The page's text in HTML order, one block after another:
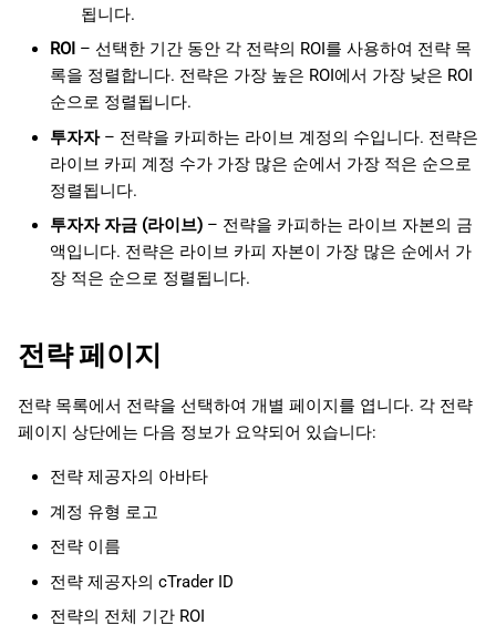
됩니다.
ROI– 선택한 기간 동안 각 전략의 ROI를 사용하여 전략 목
록을 정렬합니다. 전략은 가장 높은 ROI에서 가장 낮은 ROI
순으로 정렬됩니다.
투자자– 전략을 카피하는 라이브 계정의 수입니다. 전략은
라이브 카피 계정 수가 가장 많은 순에서 가장 적은 순으로
정렬됩니다.
투자자 자금 (라이브)– 전략을 카피하는 라이브 자본의 금
액입니다. 전략은 라이브 카피 자본이 가장 많은 순에서 가
장 적은 순으로 정렬됩니다.
전략 페이지
전략 목록에서 전략을 선택하여 개별 페이지를 엽니다. 각 전략
페이지 상단에는 다음 정보가 요약되어 있습니다:
전략 제공자의 아바타
계정 유형 로고
전략 이름
전략 제공자의 cTrader ID
전략의 전체 기간 ROI